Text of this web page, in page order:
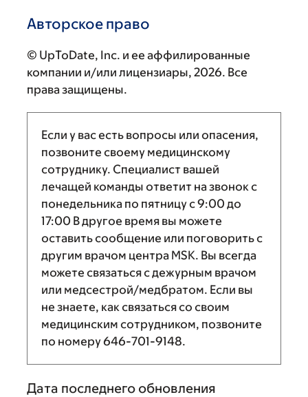
Авторское право
© UpToDate, Inc. и ее аффилированные
компании и/или лицензиары, 2026. Все
права защищены.
Если у вас есть вопросы или опасения,
позвоните своему медицинскому
сотруднику. Специалист вашей
лечащей команды ответит на звонок с
понедельника по пятницу с9:00 до
17:00 В другое время вы можете
оставить сообщение или поговорить с
другим врачом центра MSK. Вы всегда
можете связаться с дежурным врачом
или медсестрой/медбратом. Если вы
не знаете, как связаться со своим
медицинским сотрудником, позвоните
по номеру646-701-9148.
Дата последнего обновления